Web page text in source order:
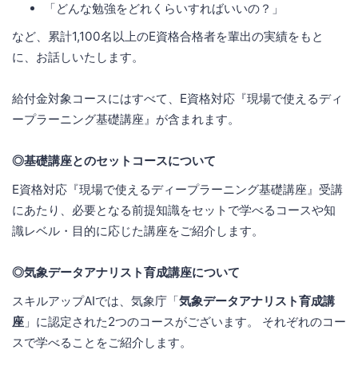
「どんな勉強をどれくらいすればいいの？」
など、累計1,100名以上のE資格合格者を輩出の実績をもと
に、お話しいたします。
給付金対象コースにはすべて、E資格対応『現場で使えるディ
ープラーニング基礎講座』が含まれます。
◎基礎講座とのセットコースについて
E資格対応『現場で使えるディープラーニング基礎講座』受講
にあたり、必要となる前提知識をセットで学べるコースや知
識レベル・目的に応じた講座をご紹介します。
◎気象データアナリスト育成講座について
スキルアップAIでは、気象庁「気象データアナリスト育成講
座 」に認定された2つのコースがございます。 それぞれのコー
スで学べることをご紹介します。